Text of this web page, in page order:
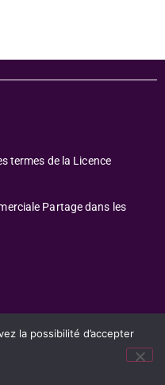
termes de la Licence
Partage dans les
la possibilité d’accepter